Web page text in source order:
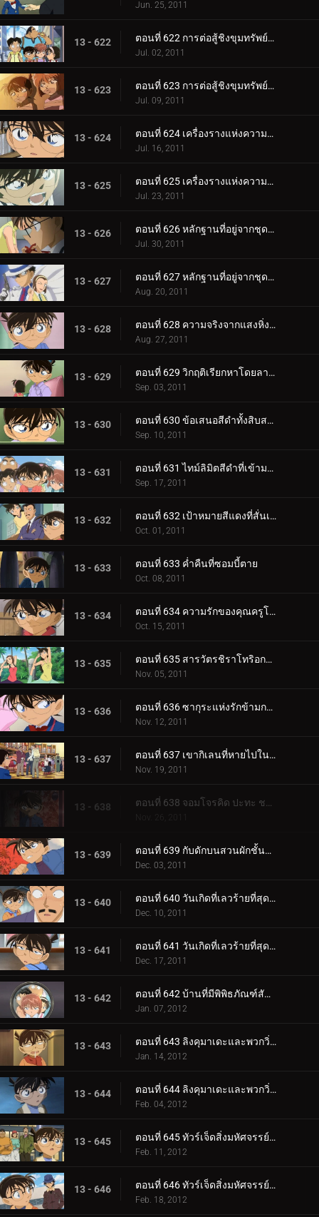
Jun. 25, 2011
13 - 622 ตอนที่ 622 การต่อสู้ชิงขุมทรัพย์ในโกดังปริศนา (ตอน 1)
Jul. 02, 2011
13 - 623 ตอนที่ 623 การต่อสู้ชิงขุมทรัพย์ในโกดังปริศนา (ตอน 2)
Jul. 09, 2011
13 - 624 ตอนที่ 624 เครื่องรางแห่งความอายที่หายไป (ตอน 1)
Jul. 16, 2011
13 - 625 ตอนที่ 625 เครื่องรางแห่งความอายที่หายไป (ตอน 2)
Jul. 23, 2011
13 - 626 ตอนที่ 626 หลักฐานที่อยู่จากชุดสีดำ (ตอน 1)
Jul. 30, 2011
13 - 627 ตอนที่ 627 หลักฐานที่อยู่จากชุดสีดำ (ตอน 2)
Aug. 20, 2011
13 - 628 ตอนที่ 628 ความจริงจากแสงหิ่งห้อย
Aug. 27, 2011
13 - 629 ตอนที่ 629 วิกฤติเรียกหาโดยลางสังหรณ์สีแดง
Sep. 03, 2011
13 - 630 ตอนที่ 630 ข้อเสนอสีดำทั้งสิบสาม
Sep. 10, 2011
13 - 631 ตอนที่ 631 ไทม์ลิมิตสีดำที่เข้ามาใกล้
Sep. 17, 2011
13 - 632 ตอนที่ 632 เป้าหมายสีแดงที่สั่นเครือ
Oct. 01, 2011
13 - 633 ตอนที่ 633 ค่ำคืนที่ซอมบี้ตาย
Oct. 08, 2011
13 - 634 ตอนที่ 634 ความรักของคุณครูโคบายาชิ
Oct. 15, 2011
13 - 635 ตอนที่ 635 สารวัตรชิราโทริอกหัก
Nov. 05, 2011
13 - 636 ตอนที่ 636 ซากุระแห่งรักข้ามกาลเวลา
Nov. 12, 2011
13 - 637 ตอนที่ 637 เขากิเลนที่หายไปในความมืด
Nov. 19, 2011
13 - 638 ตอนที่ 638 จอมโจรคิด ปะทะ ชมรมนักสืบเยาวชน
Nov. 26, 2011
13 - 639 ตอนที่ 639 กับดักบนสวนผักชั้นดาดฟ้า
Dec. 03, 2011
13 - 640 ตอนที่ 640 วันเกิดที่เลวร้ายที่สุด (ตอน 1)
Dec. 10, 2011
13 - 641 ตอนที่ 641 วันเกิดที่เลวร้ายที่สุด (ตอน 2)
Dec. 17, 2011
13 - 642 ตอนที่ 642 บ้านที่มีพิพิธภัณฑ์สัตว์น้ำ
Jan. 07, 2012
13 - 643 ตอนที่ 643 ลิงคุมาเดะและพวกวิ่งราว (ตอน 1)
Jan. 14, 2012
13 - 644 ตอนที่ 644 ลิงคุมาเดะและพวกวิ่งราว (ตอน 2)
Feb. 04, 2012
13 - 645 ตอนที่ 645 ทัวร์เจ็ดสิ่งมหัศจรรย์ในฮิโรชิม่าและมิยาจิม่า (ตอน 1)
Feb. 11, 2012
13 - 646 ตอนที่ 646 ทัวร์เจ็ดสิ่งมหัศจรรย์ในฮิโรชิม่าและมิยาจิม่า (ตอน 2)
Feb. 18, 2012